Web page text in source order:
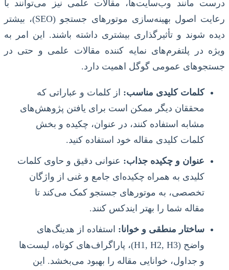
درست مانند وب‌سایت‌ها، مقالات علمی نیز می‌توانند با
رعایت اصول بهینه‌سازی موتورهای جستجو (SEO)، بیشتر
دیده شوند و تأثیرگذاری بیشتری داشته باشند. این امر به
ویژه در پلتفرم‌های نمایه کننده مقالات علمی و حتی در
جستجوهای عمومی گوگل اهمیت دارد.
کلمات کلیدی مناسب: از کلمات و عباراتی که
محققان دیگر ممکن است برای یافتن پژوهش‌های
مشابه استفاده کنند، در عنوان، چکیده و بخش
کلمات کلیدی مقاله خود استفاده کنید.
عنوان و چکیده جذاب: عنوانی دقیق و حاوی کلمات
کلیدی به همراه چکیده‌ای جامع و غنی از واژگان
تخصصی، به موتورهای جستجو کمک می‌کند تا
مقاله شما را بهتر ایندکس کنند.
ساختار منطقی و خوانا: استفاده از هدینگ‌های
واضح (H1, H2, H3)، پاراگراف‌های کوتاه، لیست‌ها
و جداول، خوانایی مقاله را بهبود می‌بخشد. این